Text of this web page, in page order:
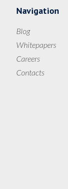
Navigation
Blog
Whitepapers
Careers
Contacts